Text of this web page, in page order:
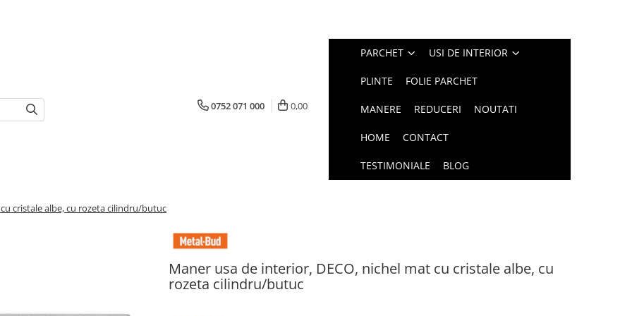
0752 071 000 0,00
PARCHET USI DE INTERIOR
PLINTE FOLIE PARCHET
MANERE REDUCERI NOUTATI
HOME CONTACT
TESTIMONIALE BLOG
cristale albe, cu rozeta cilindru/butuc
Maner usa de interior, DECO, nichel mat cu cristale albe, cu
rozeta cilindru/butuc